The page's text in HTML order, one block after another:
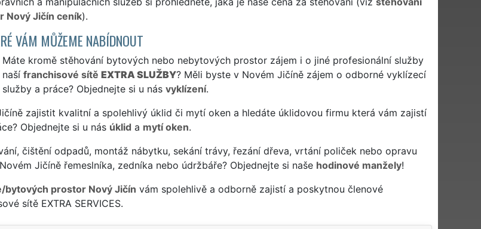
Nový Jičín ceník).
VÁM MŮŽEME NABÍDNOUT
Máte kromě stěhování bytových nebo nebytových prostor zájem i o jiné profesionální služby
naší franchisové sítě EXTRA SLUŽBY? Měli byste v Novém Jičíně zájem o odborné vyklízecí
služby a práce? Objednejte si u nás vyklízení.
zajistit kvalitní a spolehlivý úklid či mytí oken a hledáte úklidovou firmu která vám zajistí
Objednejte si u nás úklid a mytí oken.
čištění odpadů, montáž nábytku, sekání trávy, řezání dřeva, vrtání poliček nebo opravu
Jičíně řemeslníka, zedníka nebo údržbáře? Objednejte si naše hodinové manžely!
bytových prostor Nový Jičín vám spolehlivě a odborně zajistí a poskytnou členové
sítě EXTRA SERVICES.